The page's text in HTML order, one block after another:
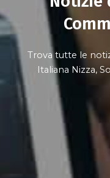
Trova tutte le
Italiana Nizza,